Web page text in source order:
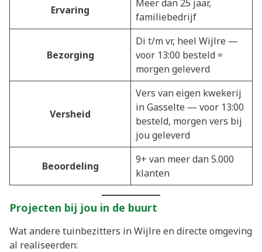
Ervaring
Meer dan 25 jaar,
familiebedrijf
Bezorging
Di t/m vr, heel Wijlre —
voor 13:00 besteld =
morgen geleverd
Versheid
Vers van eigen kwekerij
in Gasselte — voor 13:00
besteld, morgen vers bij
jou geleverd
Beoordeling
9+ van meer dan 5.000
klanten
Projecten bij jou in de buurt
Wat andere tuinbezitters in Wijlre en directe omgeving
al realiseerden: